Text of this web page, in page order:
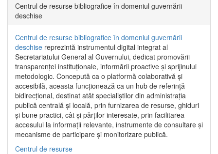
Centrul de resurse bibliografice în domeniul guvernării
deschise
Centrul de resurse bibliografice în domeniul guvernării
deschise reprezintă instrumentul digital integrat al
Secretariatului General al Guvernului, dedicat promovării
transparenței instituționale, informării proactive și sprijinului
metodologic. Concepută ca o platformă colaborativă și
accesibilă, aceasta funcționează ca un hub de referință
bidirecțional, destinat atât specialiștilor din administrația
publică centrală și locală, prin furnizarea de resurse, ghiduri
și bune practici, cât și părților interesate, prin facilitarea
accesului la informații relevante, instrumente de consultare și
mecanisme de participare și monitorizare publică.
Centrul de resurse